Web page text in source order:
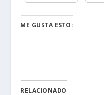
ME GUSTA ESTO:
RELACIONADO